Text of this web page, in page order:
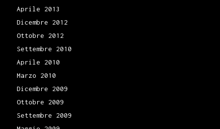
Aprile 2013
Dicembre 2012
Ottobre 2012
Settembre 2010
Aprile 2010
Marzo 2010
Dicembre 2009
Ottobre 2009
Settembre 2009